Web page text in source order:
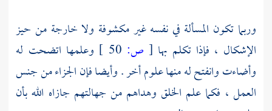
وربما تكون المسألة في نفسه غير مكشوفة ولا خارجة من حيز
الإشكال ، فإذا تكلم بها [ ص:
وعلمها اتضحت له
وأضاءت وانفتح له منها علوم أخر . وأيضا فإن الجزاء من جنس
العمل ، فكما علم الخلق وهداهم من جهالتهم جازاه الله بأن